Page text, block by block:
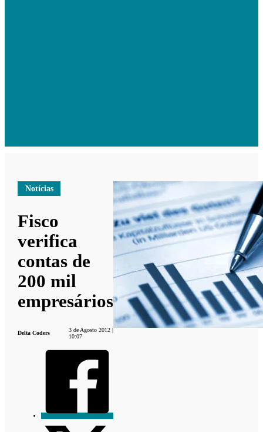
Notícias
Fisco
verifica
contas de
200 mil
empresários
Delta Coders
3 de Agosto 2012 |
10:07